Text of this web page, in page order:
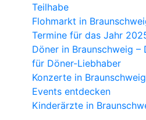
Teilhabe
Flohmarkt in
Termine für das Jahr
Döner in Braunschweig –
für Döner-Liebhaber
Konzerte in
Events entdecken
Kinderärzte in